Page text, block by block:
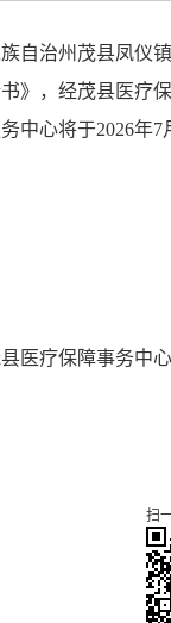
自治州茂县凤仪
》，经茂县医疗
中心将于2026
医疗保障事务中心
扫